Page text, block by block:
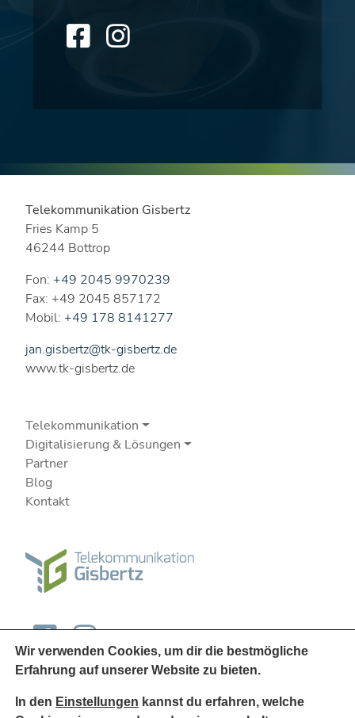
Telekommunikation Gisbertz
Fries Kamp 5
46244 Bottrop
Fon: +49 2045 9970239
Fax: +49 2045 857172
Mobil: +49 178 8141277
jan.gisbertz@tk-gisbertz.de
www.tk-gisbertz.de
Telekommunikation
Digitalisierung & Lösungen
Partner
Blog
Kontakt
Wir verwenden Cookies, um dir die bestmögliche
Erfahrung auf unserer Website zu bieten.
In den Einstellungen kannst du erfahren, welche